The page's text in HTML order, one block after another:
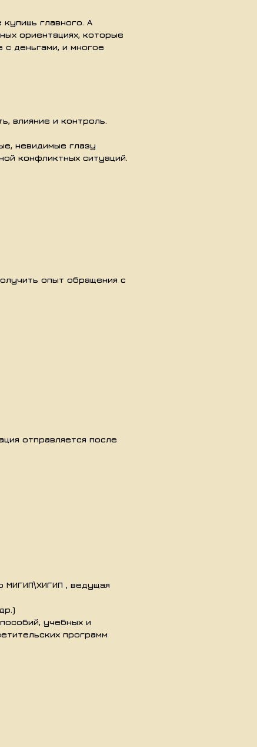
главного. А
ориентациях, которые
с деньгами, и многое
влияние и контроль.
невидимые глазу
конфликтных ситуаций.
опыт обращения с
отправляется после
МИГИП\ХИГИП , ведущая
учебных и
программ